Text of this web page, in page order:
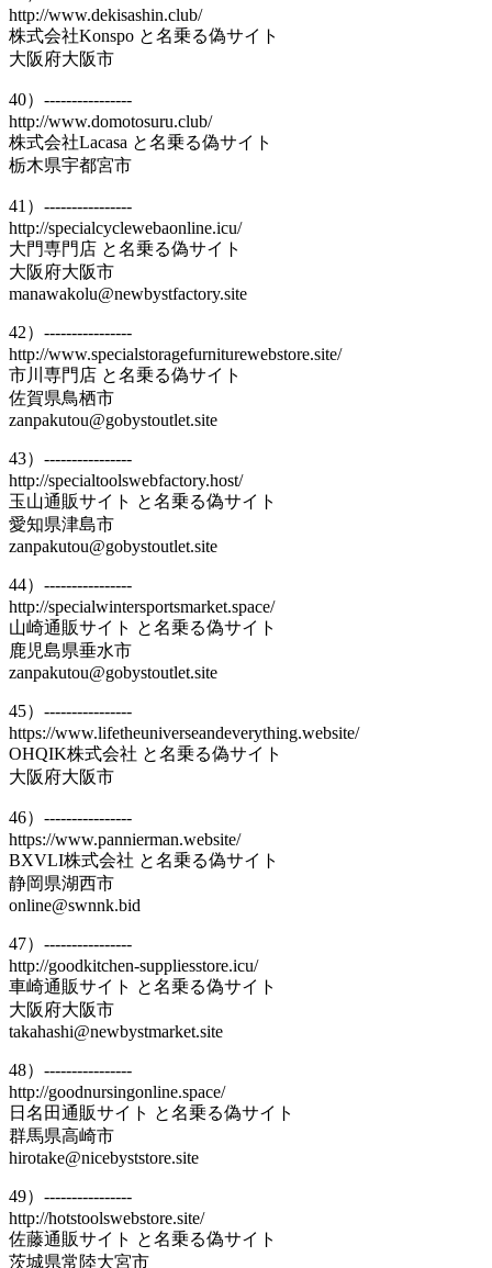
http://www.dekisashin.club/
株式会社Konspo と名乗る偽サイト
大阪府大阪市
40）----------------
http://www.domotosuru.club/
株式会社Lacasa と名乗る偽サイト
栃木県宇都宮市
41）----------------
http://specialcyclewebaonline.icu/
大門専門店 と名乗る偽サイト
大阪府大阪市
manawakolu@newbystfactory.site
42）----------------
http://www.specialstoragefurniturewebstore.site/
市川専門店 と名乗る偽サイト
佐賀県鳥栖市
zanpakutou@gobystoutlet.site
43）----------------
http://specialtoolswebfactory.host/
玉山通販サイト と名乗る偽サイト
愛知県津島市
zanpakutou@gobystoutlet.site
44）----------------
http://specialwintersportsmarket.space/
山崎通販サイト と名乗る偽サイト
鹿児島県垂水市
zanpakutou@gobystoutlet.site
45）----------------
https://www.lifetheuniverseandeverything.website/
OHQIK株式会社 と名乗る偽サイト
大阪府大阪市
46）----------------
https://www.pannierman.website/
BXVLI株式会社 と名乗る偽サイト
静岡県湖西市
online@swnnk.bid
47）----------------
http://goodkitchen-suppliesstore.icu/
車崎通販サイト と名乗る偽サイト
大阪府大阪市
takahashi@newbystmarket.site
48）----------------
http://goodnursingonline.space/
日名田通販サイト と名乗る偽サイト
群馬県高崎市
hirotake@nicebyststore.site
49）----------------
http://hotstoolswebstore.site/
佐藤通販サイト と名乗る偽サイト
茨城県常陸大宮市